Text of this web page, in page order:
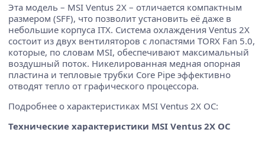
Эта модель – MSI Ventus 2X – отличается компактным
размером (SFF), что позволит установить её даже в
небольшие корпуса ITX. Система охлаждения Ventus 2X
состоит из двух вентиляторов с лопастями TORX Fan 5.0,
которые, по словам MSI, обеспечивают максимальный
воздушный поток. Никелированная медная опорная
пластина и тепловые трубки Core Pipe эффективно
отводят тепло от графического процессора.
Подробнее о характеристиках MSI Ventus 2X OC:
Технические характеристики MSI Ventus 2X OC